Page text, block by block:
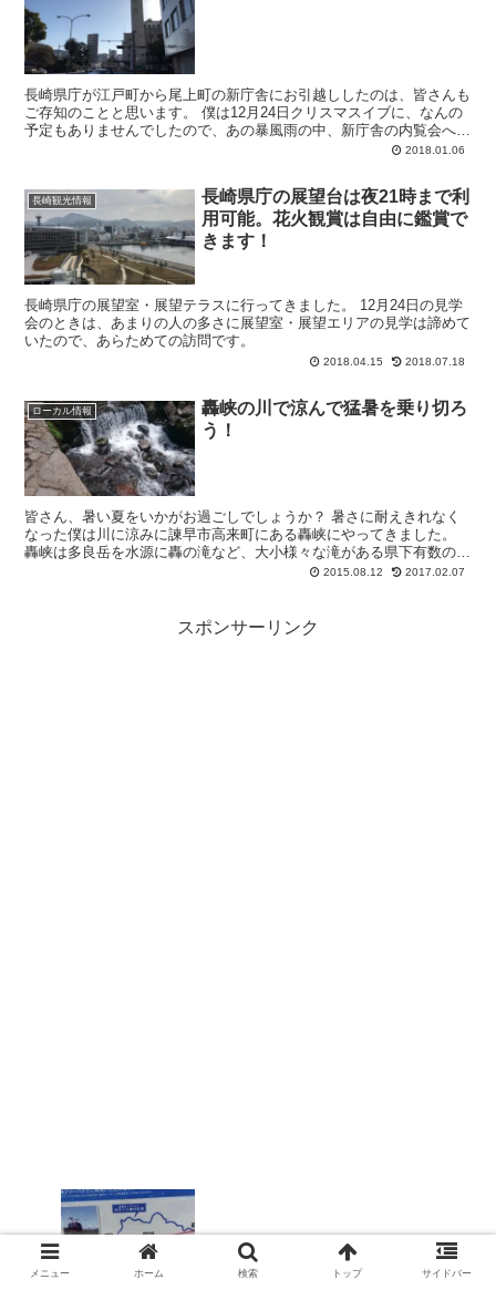
長崎県庁が江戸町から尾上町の新庁舎にお引越ししたのは、皆さんも
ご存知のことと思います。 僕は12月24日クリスマスイブに、なんの
予定もありませんでしたので、あの暴風雨の中、新庁舎の内覧会へ行
2018.01.06
長崎観光情報
長崎県庁の展望台は夜21時まで利
用可能。花火観賞は自由に鑑賞で
きます！
長崎県庁の展望室・展望テラスに行ってきました。 12月24日の見学
会のときは、あまりの人の多さに展望室・展望エリアの見学は諦めて
いたので、あらためての訪問です。
2018.04.15 2018.07.18
ローカル情報
轟峡の川で涼んで猛暑を乗り切ろ
う！
皆さん、暑い夏をいかがお過ごしでしょうか？ 暑さに耐えきれなく
なった僕は川に涼みに諫早市高来町にある轟峡にやってきました。
轟峡は多良岳を水源に轟の滝など、大小様々な滝がある県下有数の清
流です。上の写真右図にもあるように、キ...
2015.08.12 2017.02.07
スポンサーリンク
箱根ロープウェイ代行バスはフリーパス
と現金で乗るバスが違います。
メニュー ホーム 検索 トップ サイドバー